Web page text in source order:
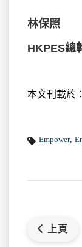
林保照
HKPES總
本文刊載於：
Empower,
上頁